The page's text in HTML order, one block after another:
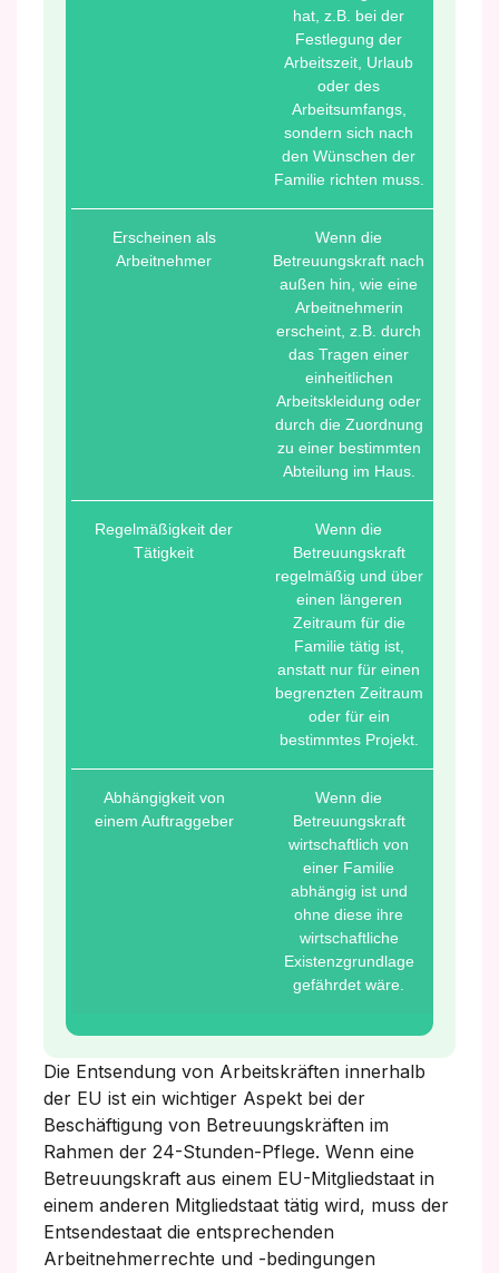
hat, z.B. bei der
Festlegung der
Arbeitszeit, Urlaub
oder des
Arbeitsumfangs,
sondern sich nach
den Wünschen der
Familie richten muss.
Erscheinen als
Arbeitnehmer
Wenn die
Betreuungskraft nach
außen hin, wie eine
Arbeitnehmerin
erscheint, z.B. durch
das Tragen einer
einheitlichen
Arbeitskleidung oder
durch die Zuordnung
zu einer bestimmten
Abteilung im Haus.
Regelmäßigkeit der
Tätigkeit
Wenn die
Betreuungskraft
regelmäßig und über
einen längeren
Zeitraum für die
Familie tätig ist,
anstatt nur für einen
begrenzten Zeitraum
oder für ein
bestimmtes Projekt.
Abhängigkeit von
einem Auftraggeber
Wenn die
Betreuungskraft
wirtschaftlich von
einer Familie
abhängig ist und
ohne diese ihre
wirtschaftliche
Existenzgrundlage
gefährdet wäre.
Die Entsendung von Arbeitskräften innerhalb
der EU ist ein wichtiger Aspekt bei der
Beschäftigung von Betreuungskräften im
Rahmen der 24-Stunden-Pflege. Wenn eine
Betreuungskraft aus einem EU-Mitgliedstaat in
einem anderen Mitgliedstaat tätig wird, muss der
Entsendestaat die entsprechenden
Arbeitnehmerrechte und -bedingungen